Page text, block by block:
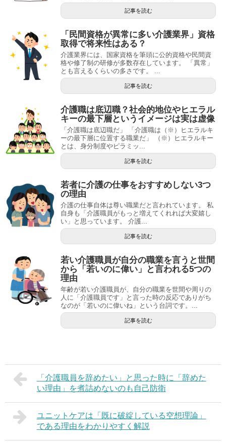
記事を読む
「民間資格が異常に多い介護業界」資格
取得で将来性はある？
介護業界には、国家資格を筆頭に公的資格や民間資
格や修了制の研修が多数存在しています。 「異常」
とも言えるくらいの多さです。 ...
記事を読む
介護職は底辺職？社会的地位やヒエラル
キーの最下層というイメージは実は虚像
「介護職は底辺職だ」 「介護職は（※）ヒエラルキ
ーの最下層に位置する職業だ」 （※）ヒエラルキー
とは、身分制度やピラミッ...
記事を読む
若者に介護の仕事をおすすめしない3つ
の理由
介護の仕事自体は尊い職業だと言われています。 私
自身も「介護職員がもっと増えてくれれば大変嬉し
い」と思っています。 介護...
記事を読む
若い介護職員が自分の職業を言うと世間
から「若いのに偉い」と言われる5つの
理由
年齢が若い介護職員が、自分の職業を世間や周りの
人に「介護職員です」と言った時の反応でありがち
なのが「若いのに偉いね」という台詞です。...
記事を読む
「介護職員を辞めたい」と思った時に「辞めた
い理由」を煮詰めないのも自己防衛
ユニットケアは「既に破綻している空想理論」
である理由をわかりやすく解説